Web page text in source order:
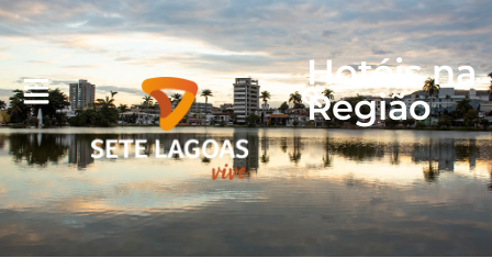
Hotéis na
Região